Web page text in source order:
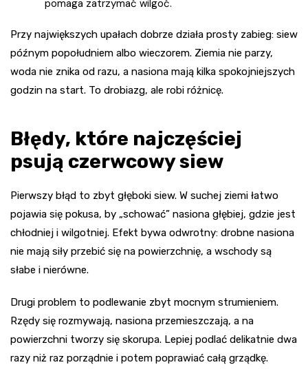
pomaga zatrzymać wilgoć.
Przy największych upałach dobrze działa prosty zabieg: siew
późnym popołudniem albo wieczorem. Ziemia nie parzy,
woda nie znika od razu, a nasiona mają kilka spokojniejszych
godzin na start. To drobiazg, ale robi różnicę.
Błędy, które najczęściej
psują czerwcowy siew
Pierwszy błąd to zbyt głęboki siew. W suchej ziemi łatwo
pojawia się pokusa, by „schować” nasiona głębiej, gdzie jest
chłodniej i wilgotniej. Efekt bywa odwrotny: drobne nasiona
nie mają siły przebić się na powierzchnię, a wschody są
słabe i nierówne.
Drugi problem to podlewanie zbyt mocnym strumieniem.
Rzędy się rozmywają, nasiona przemieszczają, a na
powierzchni tworzy się skorupa. Lepiej podlać delikatnie dwa
razy niż raz porządnie i potem poprawiać całą grządkę.